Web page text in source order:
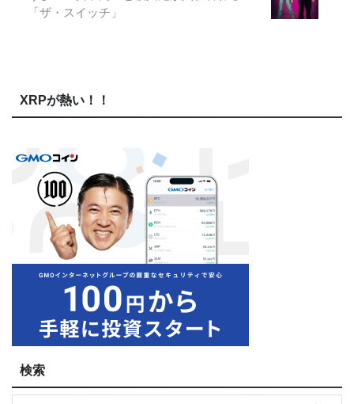
「ザ・スイッチ」
XRPが熱い！！
検索